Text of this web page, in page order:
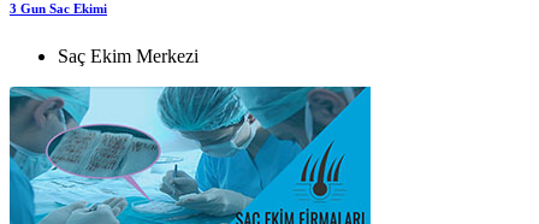
3 Gun Sac Ekimi
Saç Ekim Merkezi